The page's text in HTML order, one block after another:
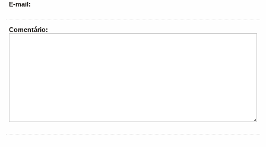
E-mail:
Comentário: